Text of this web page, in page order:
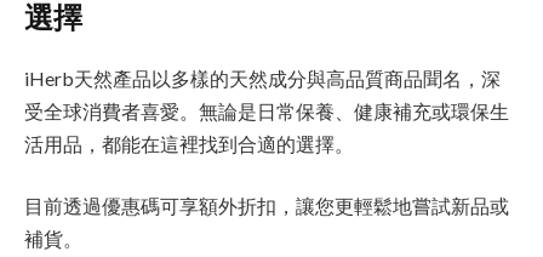
選擇
iHerb天然產品以多樣的天然成分與高品質商品聞名，深
受全球消費者喜愛。無論是日常保養、健康補充或環保生
活用品，都能在這裡找到合適的選擇。
目前透過優惠碼可享額外折扣，讓您更輕鬆地嘗試新品或
補貨。